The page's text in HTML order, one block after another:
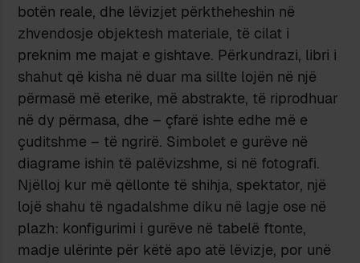
botën reale, dhe lëvizjet përktheheshin në
zhvendosje objektesh materiale, të cilat i
preknim me majat e gishtave. Përkundrazi, libri i
shahut që kisha në duar ma sillte lojën në një
përmasë më eterike, më abstrakte, të riprodhuar
në dy përmasa, dhe – çfarë ishte edhe më e
çuditshme – të ngrirë. Simbolet e gurëve në
diagrame ishin të palëvizshme, si në fotografi.
Njëlloj kur më qëllonte të shihja, spektator, një
lojë shahu të ngadalshme diku në lagje ose në
plazh: konfigurimi i gurëve në tabelë ftonte,
madje ulërinte për këtë apo atë lëvizje, por unë